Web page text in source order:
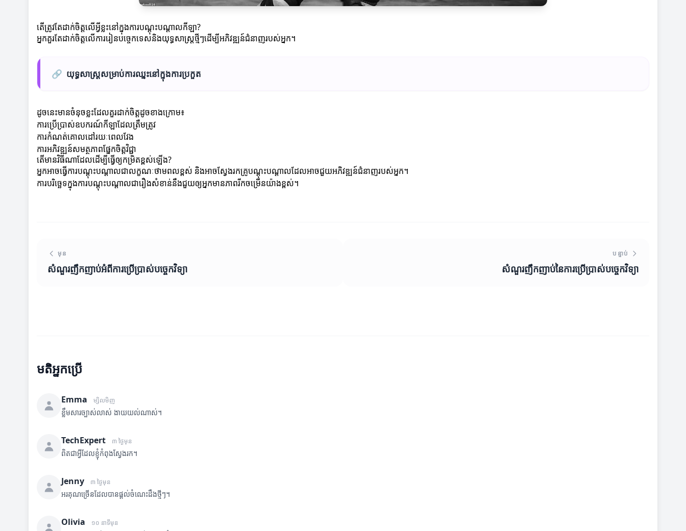
តើត្រូវតែដាក់ចិត្តលើអ្វីខ្លះនៅក្នុងការបណ្តុះបណ្តាលកីឡា?
អ្នកគួរតែដាក់ចិត្តលើការរៀនបច្ចេកទេសនិងយុទ្ធសាស្ត្រថ្មីៗដើម្បីអភិវឌ្ឍន៍ជំនាញរបស់អ្នក។
🔗 យុទ្ធសាស្រ្តសម្រាប់ការឈ្នះនៅក្នុងការប្រកួត
ដូចនេះមានចំនុចខ្លះដែលគួរដាក់ចិត្តដូចខាងក្រោម៖
ការប្រើប្រាស់ឧបករណ៍កីឡាដែលត្រឹមត្រូវ
ការកំណត់គោលដៅរយៈពេលវែង
ការអភិវឌ្ឍន៍សមត្ថភាពផ្នែកចិត្តវិជ្ជា
តើមានវិធីណាដែលដើម្បីធ្វើឲ្យកម្រិតខ្ពស់ឡើង?
អ្នកអាចធ្វើការបណ្តុះបណ្តាលជាលក្ខណៈថាមពលខ្ពស់ និងអាចស្វែងរកគ្រូបណ្តុះបណ្តាលដែលអាចជួយអភិវឌ្ឍន៍ជំនាញរបស់អ្នក។
ការបរិច្ឆេទក្នុងការបណ្តុះបណ្តាលជារឿងសំខាន់នឹងជួយឲ្យអ្នកមានភាពរីកចម្រើនយ៉ាងខ្ពស់។
មុន
សំណួរញឹកញាប់អំពីការប្រើប្រាស់បច្ចេកវិទ្យា
បន្ទាប់
សំណួរញឹកញាប់នៃការប្រើប្រាស់បច្ចេកវិទ្យា
មតិអ្នកប្រើ
Emma ម្សិលមិញ
ខ្លឹមសារច្បាស់លាស់ ងាយយល់ណាស់។
TechExpert ៣ ថ្ងៃមុន
ពិតជាអ្វីដែលខ្ញុំកំពុងស្វែងរក។
Jenny ៣ ថ្ងៃមុន
អរគុណច្រើនដែលបានផ្តល់ចំណេះដឹងថ្មីៗ។
Olivia ១០ នាទីមុន